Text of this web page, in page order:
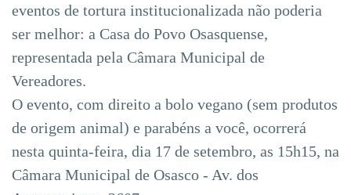
eventos de tortura institucionalizada não poderia
ser melhor: a Casa do Povo Osasquense,
representada pela Câmara Municipal de
Vereadores.
O evento, com direito a bolo vegano (sem produtos
de origem animal) e parabéns a você, ocorrerá
nesta quinta-feira, dia 17 de setembro, as 15h15, na
Câmara Municipal de Osasco - Av. dos